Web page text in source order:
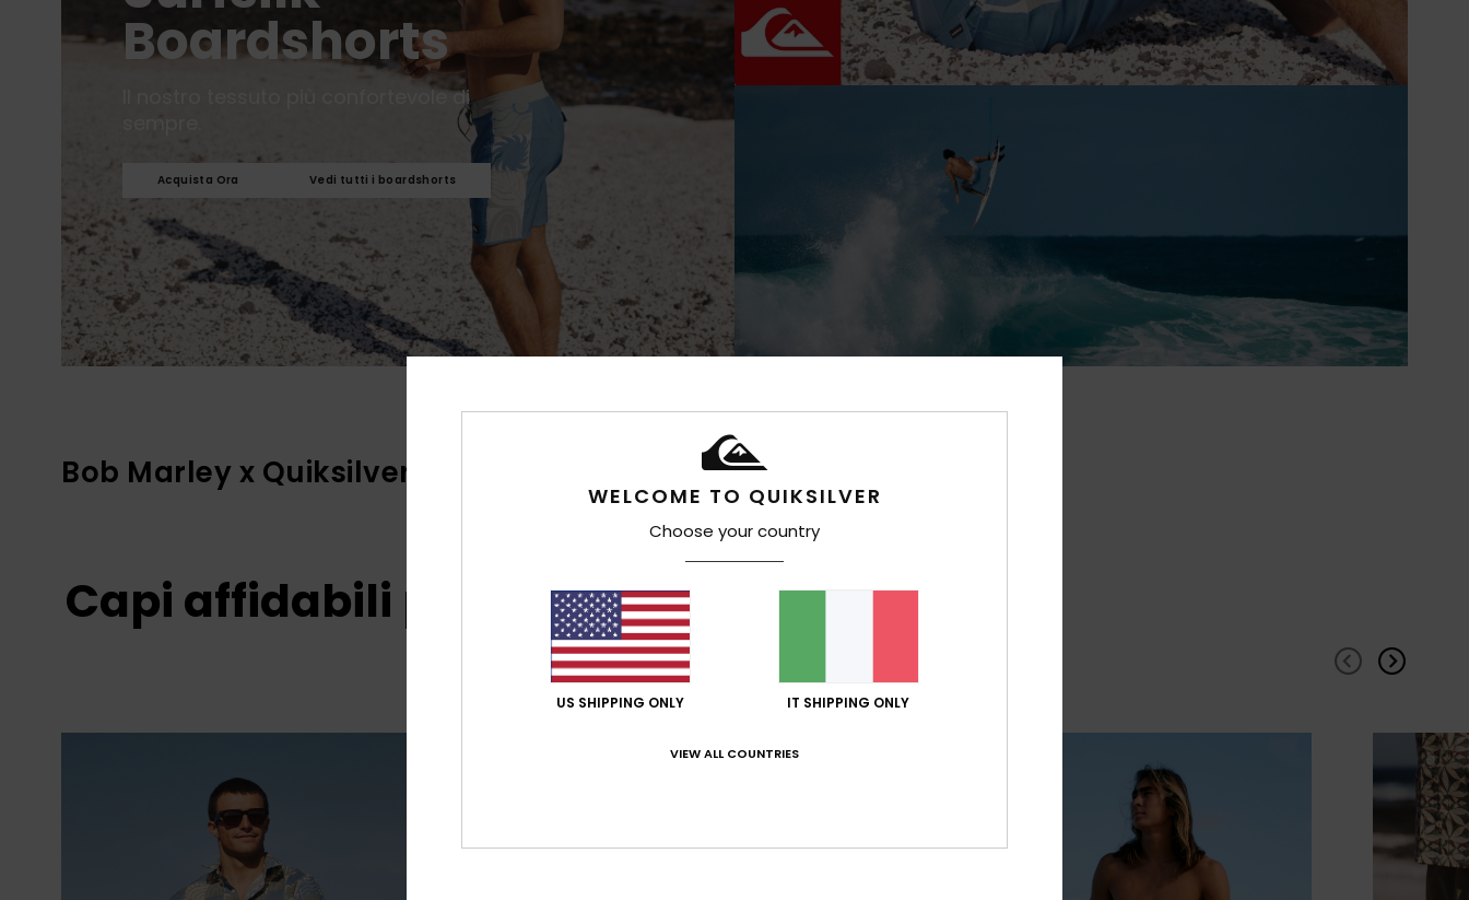
Boardshorts
Il nostro tessuto più confortevole di
sempre.
Acquista Ora Vedi tutti i boardshorts
Bob Marley x Quiksilver
Capi affidabili per gente a posto
WELCOME TO QUIKSILVER
Choose your country
US SHIPPING ONLY IT SHIPPING ONLY
VIEW ALL COUNTRIES